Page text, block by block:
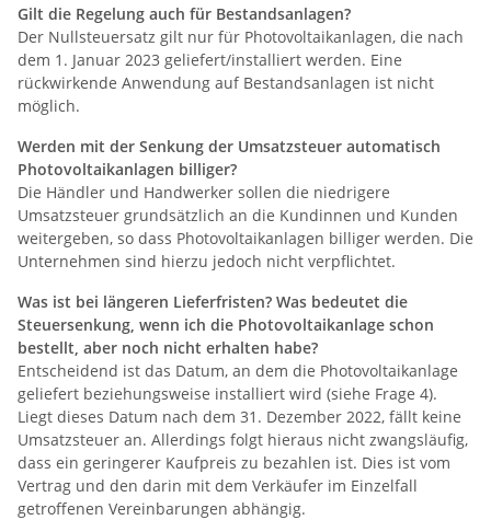
Gilt die Regelung auch für Bestandsanlagen?
Der Nullsteuersatz gilt nur für Photovoltaikanlagen, die nach
dem 1. Januar 2023 geliefert/installiert werden. Eine
rückwirkende Anwendung auf Bestandsanlagen ist nicht
möglich.
Werden mit der Senkung der Umsatzsteuer automatisch
Photovoltaikanlagen billiger?
Die Händler und Handwerker sollen die niedrigere
Umsatzsteuer grundsätzlich an die Kundinnen und Kunden
weitergeben, so dass Photovoltaikanlagen billiger werden. Die
Unternehmen sind hierzu jedoch nicht verpflichtet.
Was ist bei längeren Lieferfristen? Was bedeutet die
Steuersenkung, wenn ich die Photovoltaikanlage schon
bestellt, aber noch nicht erhalten habe?
Entscheidend ist das Datum, an dem die Photovoltaikanlage
geliefert beziehungsweise installiert wird (siehe Frage 4).
Liegt dieses Datum nach dem 31. Dezember 2022, fällt keine
Umsatzsteuer an. Allerdings folgt hieraus nicht zwangsläufig,
dass ein geringerer Kaufpreis zu bezahlen ist. Dies ist vom
Vertrag und den darin mit dem Verkäufer im Einzelfall
getroffenen Vereinbarungen abhängig.